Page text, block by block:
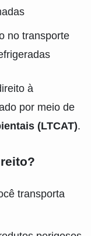
no transporte
à
por meio de
(LTCAT).
transporta